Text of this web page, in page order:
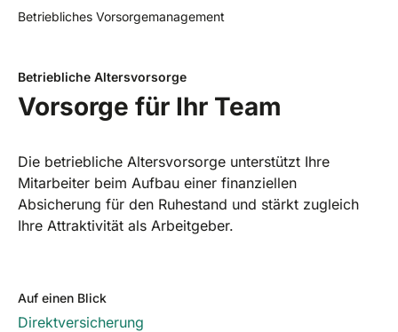
Betriebliches Vorsorgemanagement
Betriebliche Altersvorsorge
Vorsorge für Ihr Team
Die betriebliche Altersvorsorge unterstützt Ihre
Mitarbeiter beim Aufbau einer finanziellen
Absicherung für den Ruhestand und stärkt zugleich
Ihre Attraktivität als Arbeitgeber.
Auf einen Blick
Direktversicherung